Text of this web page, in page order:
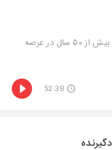
پیکان این خودرویی که بیش از ۵۰ سال در عرصه
52:38